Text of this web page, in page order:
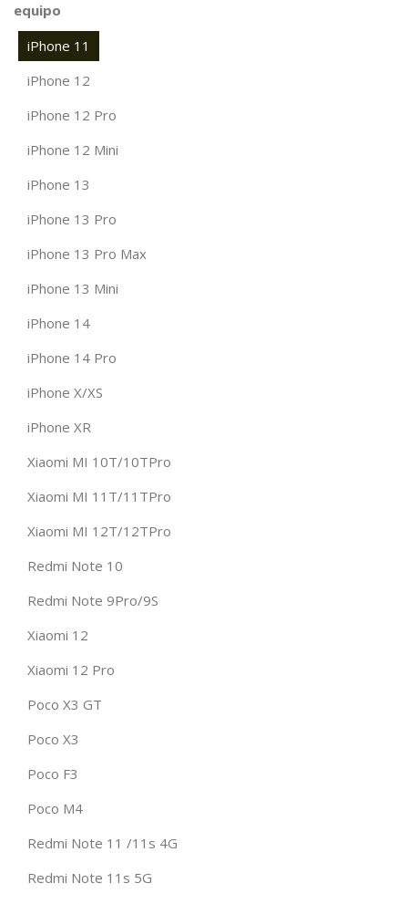
equipo
iPhone 11
iPhone 12
iPhone 12 Pro
iPhone 12 Mini
iPhone 13
iPhone 13 Pro
iPhone 13 Pro Max
iPhone 13 Mini
iPhone 14
iPhone 14 Pro
iPhone X/XS
iPhone XR
Xiaomi MI 10T/10TPro
Xiaomi MI 11T/11TPro
Xiaomi MI 12T/12TPro
Redmi Note 10
Redmi Note 9Pro/9S
Xiaomi 12
Xiaomi 12 Pro
Poco X3 GT
Poco X3
Poco F3
Poco M4
Redmi Note 11 /11s 4G
Redmi Note 11s 5G